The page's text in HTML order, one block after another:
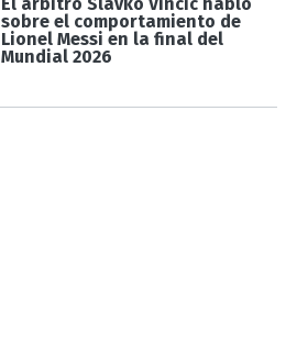
sobre el comportamiento de
Lionel Messi en la final del
Mundial 2026